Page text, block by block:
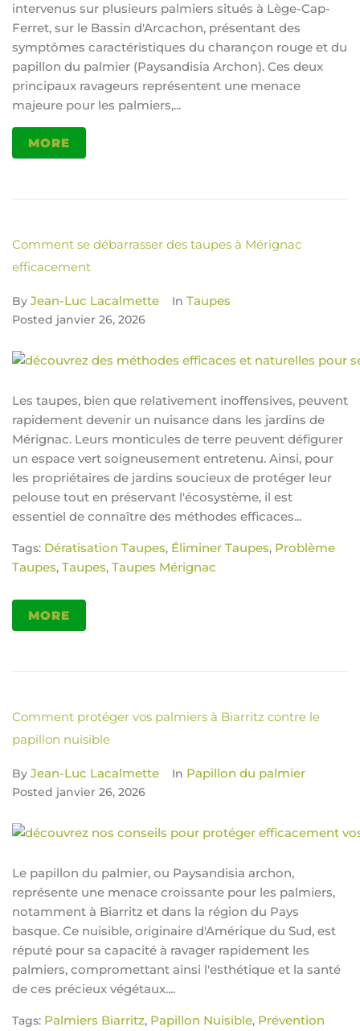
intervenus sur plusieurs palmiers situés à Lège-Cap-
Ferret, sur le Bassin d'Arcachon, présentant des
symptômes caractéristiques du charançon rouge et du
papillon du palmier (Paysandisia Archon). Ces deux
principaux ravageurs représentent une menace
majeure pour les palmiers,...
MORE
Comment se débarrasser des taupes à Mérignac
efficacement
By Jean-Luc Lacalmette In Taupes
Posted janvier 26, 2026
Les taupes, bien que relativement inoffensives, peuvent
rapidement devenir un nuisance dans les jardins de
Mérignac. Leurs monticules de terre peuvent défigurer
un espace vert soigneusement entretenu. Ainsi, pour
les propriétaires de jardins soucieux de protéger leur
pelouse tout en préservant l'écosystème, il est
essentiel de connaître des méthodes efficaces...
Tags: Dératisation Taupes, Éliminer Taupes, Problème
Taupes, Taupes, Taupes Mérignac
MORE
Comment protéger vos palmiers à Biarritz contre le
papillon nuisible
By Jean-Luc Lacalmette In Papillon du palmier
Posted janvier 26, 2026
Le papillon du palmier, ou Paysandisia archon,
représente une menace croissante pour les palmiers,
notamment à Biarritz et dans la région du Pays
basque. Ce nuisible, originaire d'Amérique du Sud, est
réputé pour sa capacité à ravager rapidement les
palmiers, compromettant ainsi l'esthétique et la santé
de ces précieux végétaux....
Tags: Palmiers Biarritz, Papillon Nuisible, Prévention